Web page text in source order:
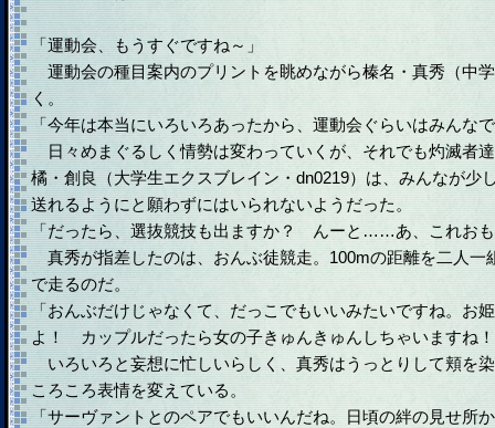
「運動会、もうすぐですね～」
運動会の種目案内のプリントを眺めながら榛名・真秀（中
く。
「今年は本当にいろいろあったから、運動会ぐらいはみんな
日々めまぐるしく情勢は変わっていくが、それでも灼滅者
橘・創良（大学生エクスブレイン・dn0219）は、みんなが少
送れるようにと願わずにはいられないようだった。
「だったら、選抜競技も出ますか？ んーと……あ、これお
真秀が指差したのは、おんぶ徒競走。100mの距離を二人一
で走るのだ。
「おんぶだけじゃなくて、だっこでもいいみたいですね。お
よ！ カップルだったら女の子きゅんきゅんしちゃいますね
いろいろと妄想に忙しいらしく、真秀はうっとりして頬を
ころころ表情を変えている。
「サーヴァントとのペアでもいいんだね。日頃の絆の見せ所